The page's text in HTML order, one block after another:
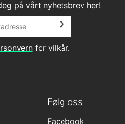
på vårt nyhetsbrev her!
for vilkår.
Følg oss
Facebook